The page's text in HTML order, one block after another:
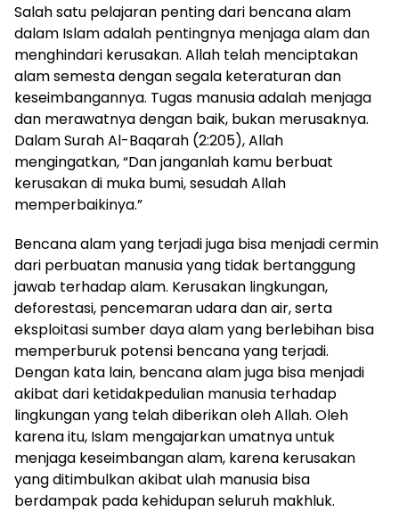
Salah satu pelajaran penting dari bencana alam
dalam Islam adalah pentingnya menjaga alam dan
menghindari kerusakan. Allah telah menciptakan
alam semesta dengan segala keteraturan dan
keseimbangannya. Tugas manusia adalah menjaga
dan merawatnya dengan baik, bukan merusaknya.
Dalam Surah Al-Baqarah (2:205), Allah
mengingatkan, “Dan janganlah kamu berbuat
kerusakan di muka bumi, sesudah Allah
memperbaikinya.”
Bencana alam yang terjadi juga bisa menjadi cermin
dari perbuatan manusia yang tidak bertanggung
jawab terhadap alam. Kerusakan lingkungan,
deforestasi, pencemaran udara dan air, serta
eksploitasi sumber daya alam yang berlebihan bisa
memperburuk potensi bencana yang terjadi.
Dengan kata lain, bencana alam juga bisa menjadi
akibat dari ketidakpedulian manusia terhadap
lingkungan yang telah diberikan oleh Allah. Oleh
karena itu, Islam mengajarkan umatnya untuk
menjaga keseimbangan alam, karena kerusakan
yang ditimbulkan akibat ulah manusia bisa
berdampak pada kehidupan seluruh makhluk.